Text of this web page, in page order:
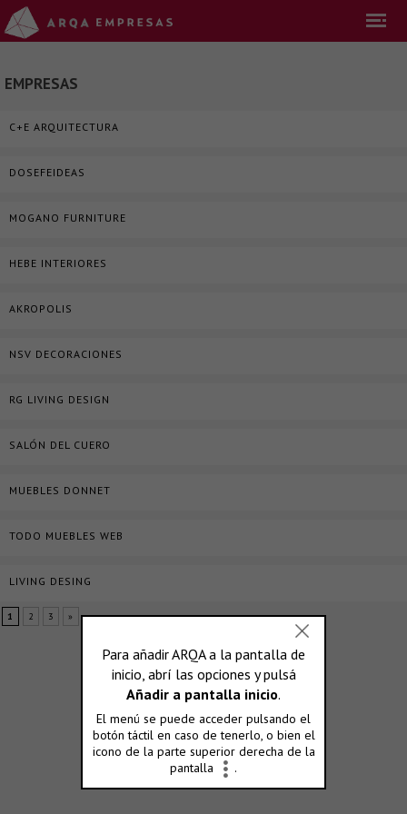
EMPRESAS
C+E ARQUITECTURA
DOSEFEIDEAS
MOGANO FURNITURE
HEBE INTERIORES
AKROPOLIS
NSV DECORACIONES
RG LIVING DESIGN
SALÓN DEL CUERO
MUEBLES DONNET
TODO MUEBLES WEB
LIVING DESING
1 2 3 »